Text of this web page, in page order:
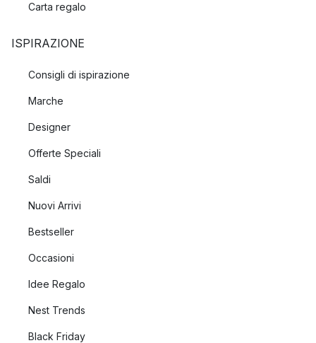
Carta regalo
ISPIRAZIONE
Consigli di ispirazione
Marche
Designer
Offerte Speciali
Saldi
Nuovi Arrivi
Bestseller
Occasioni
Idee Regalo
Nest Trends
Black Friday